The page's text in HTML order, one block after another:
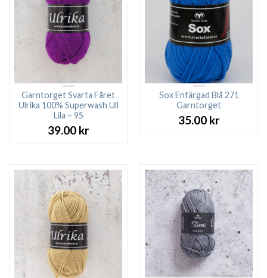
Garntorget Svarta Fåret
Ulrika 100% Superwash Ull
Lila – 95
39.00 kr
Sox Enfärgad Blå 271
Garntorget
35.00 kr